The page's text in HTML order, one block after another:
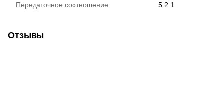
Передаточное соотношение 5.2:1
Отзывы